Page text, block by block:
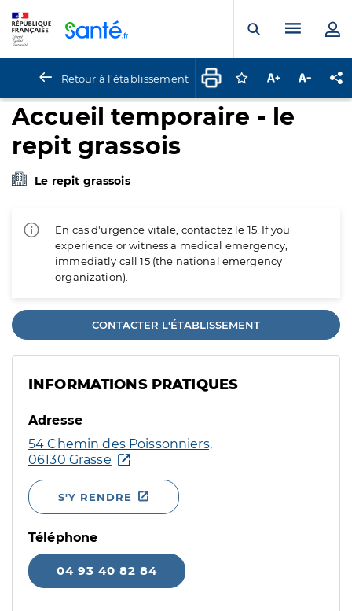
Ouvrir laMenu
Retour à l'établissement Connectez-vous
Augmenter la
Accueil temporaire - le
repit grassois
Le repit grassois
En cas d'urgence vitale, contactez le 15. If you
experience or witness a medical emergency,
immediatly call 15 (the national emergency
organization).
CONTACTER L'ÉTABLISSEMENT
INFORMATIONS PRATIQUES
Adresse
54 Chemin des Poissonniers,
06130 Grasse
S'Y RENDRE
Téléphone
04 93 40 82 84